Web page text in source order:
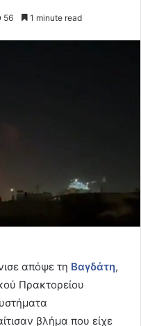
56 1 minute read
απόψε τη Βαγδάτη,
Πρακτορείου
βλήμα που είχε